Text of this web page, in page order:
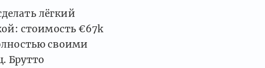
лёгкий
стоимость €67k
своими
Брутто